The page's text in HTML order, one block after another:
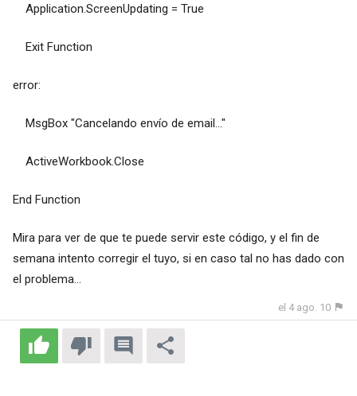
Application.ScreenUpdating = True
Exit Function
error:
MsgBox "Cancelando envío de email..."
ActiveWorkbook.Close
End Function
Mira para ver de que te puede servir este código, y el fin de
semana intento corregir el tuyo, si en caso tal no has dado con
el problema...
el 4 ago. 10